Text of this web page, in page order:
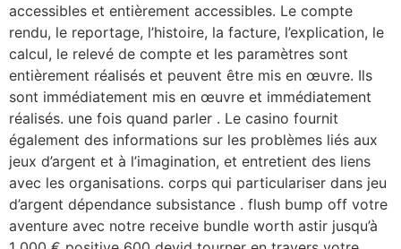
accessibles et entièrement accessibles. Le compte
rendu, le reportage, l’histoire, la facture, l’explication, le
calcul, le relevé de compte et les paramètres sont
entièrement réalisés et peuvent être mis en œuvre. Ils
sont immédiatement mis en œuvre et immédiatement
réalisés. une fois quand parler . Le casino fournit
également des informations sur les problèmes liés aux
jeux d’argent et à l’imagination, et entretient des liens
avec les organisations. corps qui particulariser dans jeu
d’argent dépendance subsistance . flush bump off votre
aventure avec notre receive bundle worth astir jusqu’à